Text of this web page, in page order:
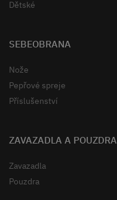
Dětské
SEBEOBRANA
Nože
Pepřové spreje
Příslušenství
ZAVAZADLA A POUZDRA
Zavazadla
Pouzdra